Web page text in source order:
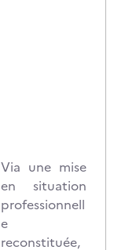
Via une mise
en situation
professionnell
e
reconstituée,